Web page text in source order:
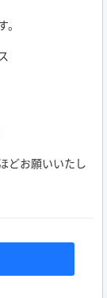
どお願いいたし